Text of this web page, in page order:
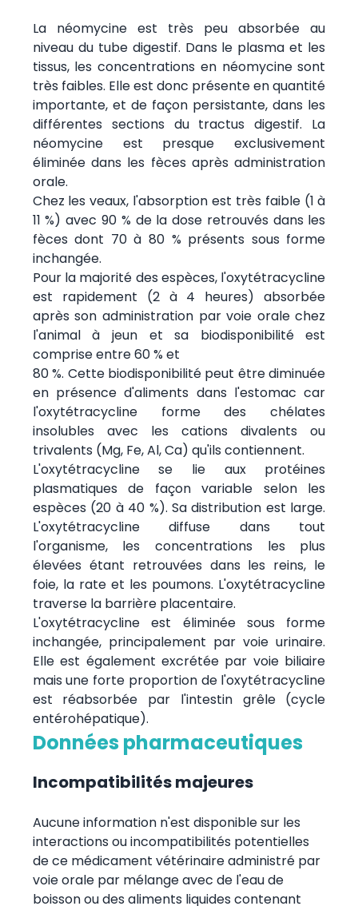
La néomycine est très peu absorbée au
niveau du tube digestif. Dans le plasma et les
tissus, les concentrations en néomycine sont
très faibles. Elle est donc présente en quantité
importante, et de façon persistante, dans les
différentes sections du tractus digestif. La
néomycine est presque exclusivement
éliminée dans les fèces après administration
orale.
Chez les veaux, l'absorption est très faible (1 à
11 %) avec 90 % de la dose retrouvés dans les
fèces dont 70 à 80 % présents sous forme
inchangée.
Pour la majorité des espèces, l'oxytétracycline
est rapidement (2 à 4 heures) absorbée
après son administration par voie orale chez
l'animal à jeun et sa biodisponibilité est
comprise entre 60 % et
80 %. Cette biodisponibilité peut être diminuée
en présence d'aliments dans l'estomac car
l'oxytétracycline forme des chélates
insolubles avec les cations divalents ou
trivalents (Mg, Fe, Al, Ca) qu'ils contiennent.
L'oxytétracycline se lie aux protéines
plasmatiques de façon variable selon les
espèces (20 à 40 %). Sa distribution est large.
L'oxytétracycline diffuse dans tout
l'organisme, les concentrations les plus
élevées étant retrouvées dans les reins, le
foie, la rate et les poumons. L'oxytétracycline
traverse la barrière placentaire.
L'oxytétracycline est éliminée sous forme
inchangée, principalement par voie urinaire.
Elle est également excrétée par voie biliaire
mais une forte proportion de l'oxytétracycline
est réabsorbée par l'intestin grêle (cycle
entérohépatique).
Données pharmaceutiques
Incompatibilités majeures
Aucune information n'est disponible sur les
interactions ou incompatibilités potentielles
de ce médicament vétérinaire administré par
voie orale par mélange avec de l'eau de
boisson ou des aliments liquides contenant